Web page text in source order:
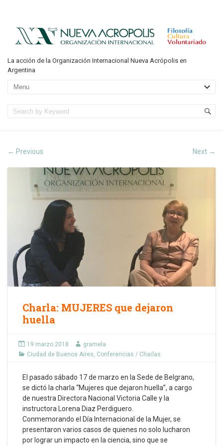
La acción de la Organización Internacional Nueva Acrópolis en
Argentina
← Previous Next →
Charla: MUJERES que dejaron
huella
19 marzo 2018
gramela
Ciudad de Buenos Aires, Conferencias / Charlas
El pasado sábado 17 de marzo en la Sede de Belgrano,
se dictó la charla “Mujeres que dejaron huella”, a cargo
de nuestra Directora Nacional Victoria Calle y la
instructora Lorena Diaz Perdiguero.
Conmemorando el Día Internacional de la Mujer, se
presentaron varios casos de quienes no solo lucharon
por lograr un impacto en la ciencia, sino que se